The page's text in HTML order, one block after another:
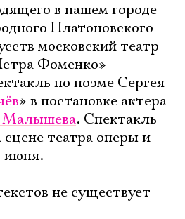
в нашем городе
Платоновского
московский театр
Фоменко»
по поэме Сергея
» в постановке актера
Малышева. Спектакль
театра оперы и
июня.
не существует